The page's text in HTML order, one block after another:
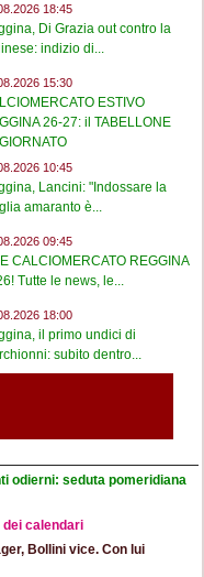
18:45
Di Grazia out contro la
indizio di...
15:30
ESTIVO
26-27: il TABELLONE
10:45
Lancini: "Indossare la
amaranto è...
09:45
CALCIOMERCATO REGGINA
Tutte le news, le...
18:00
il primo undici di
subito dentro...
odierni: seduta pomeridiana
dei calendari
Bollini vice. Con lui